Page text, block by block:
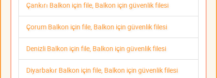
Çankırı Balkon için file, Balkon için güvenlik filesi
Çorum Balkon için file, Balkon için güvenlik filesi
Denizli Balkon için file, Balkon için güvenlik filesi
Diyarbakır Balkon için file, Balkon için güvenlik filesi